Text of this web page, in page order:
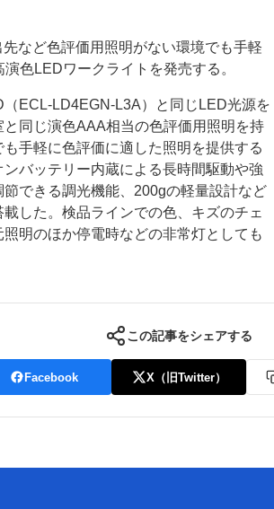
ジタル印刷 アイデアで勝負！ ～多様なビジネ
描く
印刷機材年鑑
み サイトポリシー お問い合わせ
など色評価用照明がない環境でも手軽
色LEDワークライトを発売する。
ECL-LD4EGN-L3A）と同じLED光源を
同じ演色AAA相当の色評価用照明を持
手軽に色評価に適した照明を提供する
バッテリー内蔵による長時間駆動や強
できる調光機能、200gの軽量設計など
した。検品ラインでの色、キズのチェ
明のほか停電時などの非常灯としても
この記事をシェアする
Facebook X（旧Twitter）